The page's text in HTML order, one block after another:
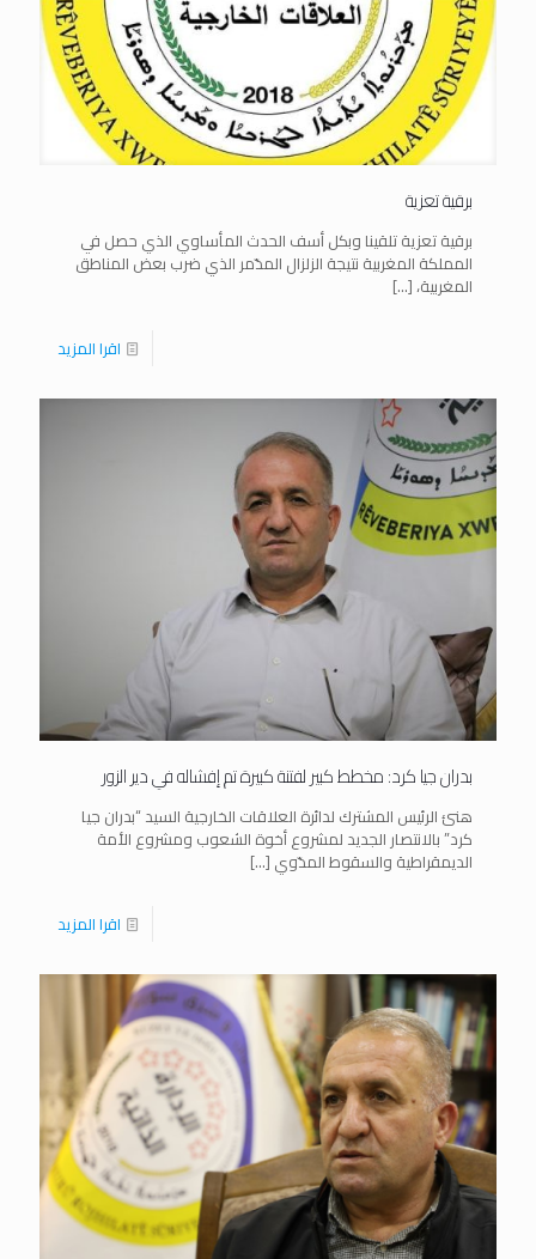
برقية تعزية
برقية تعزية تلقينا وبكل أسف الحدث المأساوي الذي حصل في
المملكة المغربية نتيجة الزلزال المدّمر الذي ضرب بعض المناطق
المغربية،[…]
اقرا المزيد
بدران جيا كرد: مخطط كبير لفتنة كبيرة تم إفشاله في دير الزور
هنئ الرئيس المشترك لدائرة العلاقات الخارجية السيد “بدران جيا
كرد” بالانتصار الجديد لمشروع أخوة الشعوب ومشروع الأمة
الديمقراطية والسقوط المدّوي […]
اقرا المزيد